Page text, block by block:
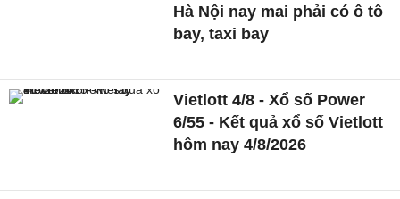
Hà Nội nay mai phải có ô tô
bay, taxi bay
Vietlott 4/8 - Xổ số Power
6/55 - Kết quả xổ số Vietlott
hôm nay 4/8/2026